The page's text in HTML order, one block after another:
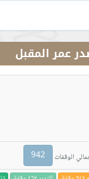
عمر المقبل
الوقفات 942